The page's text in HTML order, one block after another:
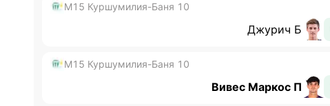
M15 Куршумилия-Баня 10
Джурич Б
M15 Куршумилия-Баня 10
Вивес Маркос П